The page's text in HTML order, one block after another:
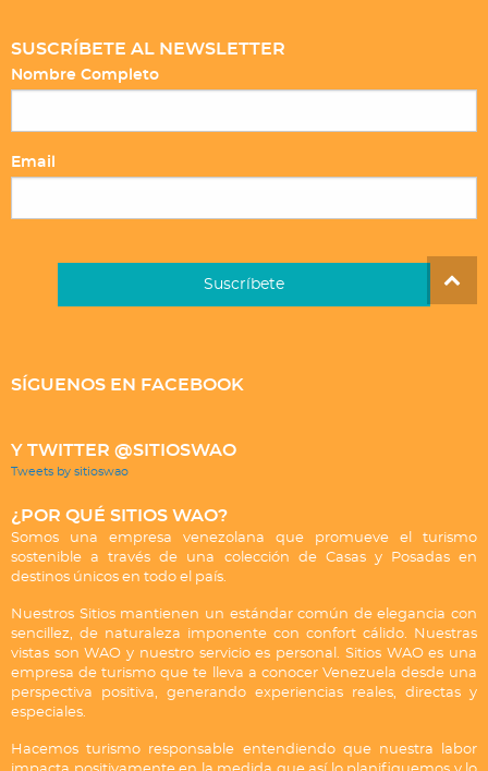
SUSCRÍBETE AL NEWSLETTER
Nombre Completo
Email
SÍGUENOS EN FACEBOOK
Y TWITTER @SITIOSWAO
Tweets by sitioswao
¿POR QUÉ SITIOS WAO?
Somos una empresa venezolana que promueve el turismo
sostenible a través de una colección de Casas y Posadas en
destinos únicos en todo el país.
Nuestros Sitios mantienen un estándar común de elegancia con
sencillez, de naturaleza imponente con confort cálido. Nuestras
vistas son WAO y nuestro servicio es personal. Sitios WAO es una
empresa de turismo que te lleva a conocer Venezuela desde una
perspectiva positiva, generando experiencias reales, directas y
especiales.
Hacemos turismo responsable entendiendo que nuestra labor